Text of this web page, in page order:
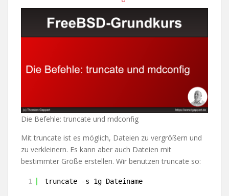
Die Befehle: truncate und mdconfig
Mit truncate ist es möglich, Dateien zu vergrößern und
zu verkleinern. Es kann aber auch Dateien mit
bestimmter Größe erstellen. Wir benutzen truncate so:
1 truncate -s 1g Dateiname